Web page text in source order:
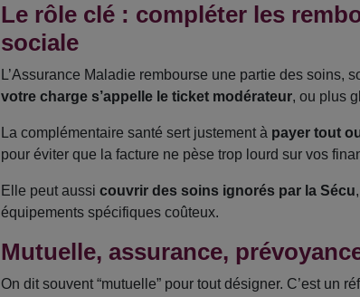
Le rôle clé : compléter les
sociale
L’Assurance Maladie rembourse une partie des soins,
votre charge s’appelle le ticket modérateur, ou plus
La complémentaire santé sert justement à payer tout
pour éviter que la facture ne pèse trop lourd sur vos
Elle peut aussi couvrir des soins ignorés par la Sécu
équipements spécifiques coûteux.
Mutuelle, assurance,
On dit souvent “mutuelle” pour tout désigner. C’est un